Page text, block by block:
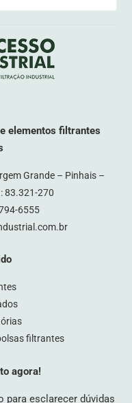
elementos filtrantes
Grande – Pinhais –
83.321-270
6555
filtrantes
agora!
para esclarecer dúvidas